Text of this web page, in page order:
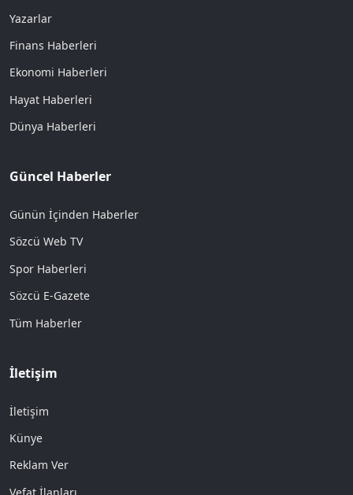
Yazarlar
Finans Haberleri
Ekonomi Haberleri
Hayat Haberleri
Dünya Haberleri
Güncel Haberler
Günün İçinden Haberler
Sözcü Web TV
Spor Haberleri
Sözcü E-Gazete
Tüm Haberler
İletişim
İletişim
Künye
Reklam Ver